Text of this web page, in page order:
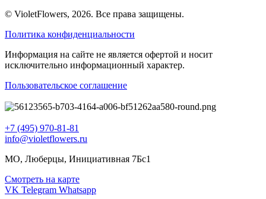
© VioletFlowers, 2026. Все права защищены.
Политика конфиденциальности
Информация на сайте не является офертой и носит
исключительно информационный характер.
Пользовательское соглашение
+7 (495) 970-81-81
info@violetflowers.ru
МО, Люберцы, Инициативная 7Бс1
Смотреть на карте
VK Telegram Whatsapp